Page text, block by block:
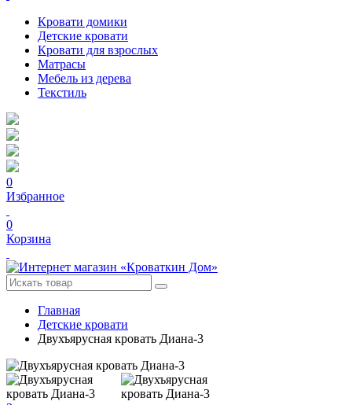
Кровати домики
Детские кровати
Кровати для взрослых
Матрасы
Мебель из дерева
Текстиль
0
Избранное
0
Корзина
Главная
Детские кровати
Двухъярусная кровать Диана-3